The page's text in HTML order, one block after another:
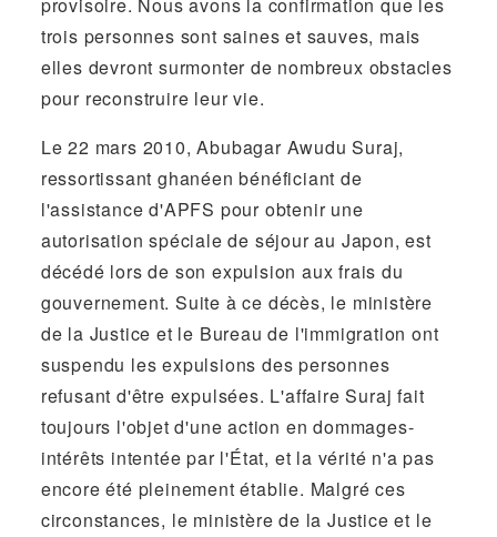
provisoire. Nous avons la confirmation que les
trois personnes sont saines et sauves, mais
elles devront surmonter de nombreux obstacles
pour reconstruire leur vie.
Le 22 mars 2010, Abubagar Awudu Suraj,
ressortissant ghanéen bénéficiant de
l'assistance d'APFS pour obtenir une
autorisation spéciale de séjour au Japon, est
décédé lors de son expulsion aux frais du
gouvernement. Suite à ce décès, le ministère
de la Justice et le Bureau de l'immigration ont
suspendu les expulsions des personnes
refusant d'être expulsées. L'affaire Suraj fait
toujours l'objet d'une action en dommages-
intérêts intentée par l'État, et la vérité n'a pas
encore été pleinement établie. Malgré ces
circonstances, le ministère de la Justice et le